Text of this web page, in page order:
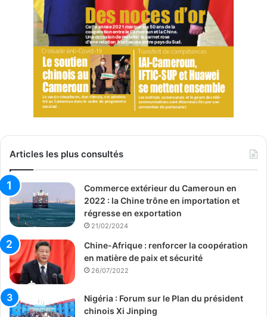
Articles les plus consultés
Commerce extérieur du Cameroun en
2022 : la Chine trône en importation et
régresse en exportation
21/02/2024
Chine-Afrique : renforcer la coopération
en matière de paix et sécurité
26/07/2022
Nigéria : Forum sur le Plan du président
chinois Xi Jinping